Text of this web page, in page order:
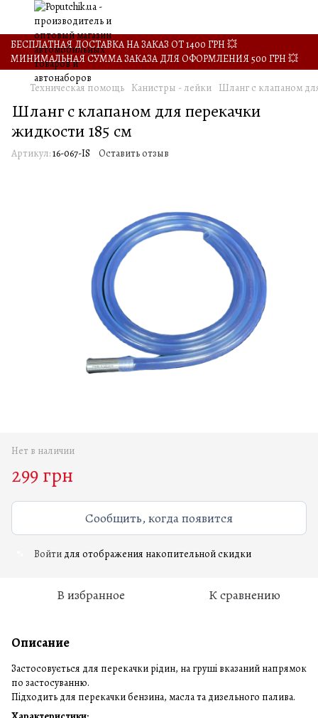
БЕСПЛАТНАЯ ДОСТАВКА НА ЗАКАЗ ОТ 1400 ГРН 💥
МИНИМАЛЬНАЯ СУММА ЗАКАЗА ДЛЯ ОФОРМЛЕНИЯ 500 ГРН 💥
Техническая помощь Канистры - лейки Шланг с клапаном
Шланг с клапаном для перекачки
жидкости 185 см
Артикул:16-067-IS Оставить отзыв
Нет в наличии
299 грн
Сообщить, когда появится
Войти для отображения накопительной скидки
В избранное К сравнению
Описание
Застосовується для перекачки рідин, на груші вказаний напрямок
по застосуванню.
Підходить для перекачки бензина, масла та дизельного палива.